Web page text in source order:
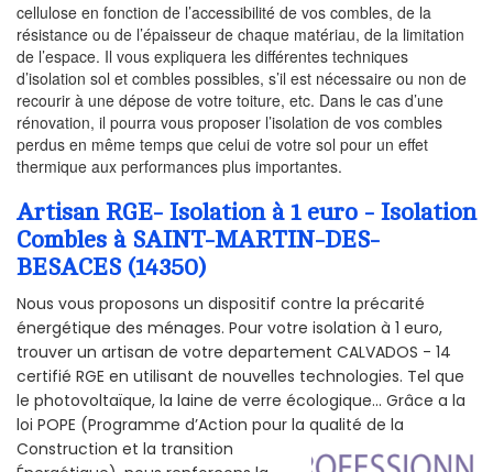
cellulose en fonction de l’accessibilité de vos combles, de la
résistance ou de l’épaisseur de chaque matériau, de la limitation
de l’espace. Il vous expliquera les différentes techniques
d’isolation sol et combles possibles, s’il est nécessaire ou non de
recourir à une dépose de votre toiture, etc. Dans le cas d’une
rénovation, il pourra vous proposer l’isolation de vos combles
perdus en même temps que celui de votre sol pour un effet
thermique aux performances plus importantes.
Artisan RGE- Isolation à 1 euro - Isolation
Combles à SAINT-MARTIN-DES-
BESACES (14350)
Nous vous proposons un dispositif contre la précarité
énergétique des ménages. Pour votre isolation à 1 euro,
trouver un artisan de votre departement CALVADOS - 14
certifié RGE en utilisant de nouvelles technologies. Tel que
le photovoltaïque, la laine de verre écologique... Grâce a la
loi POPE (Programme d’Action pour la qualité de la
Construction et la transition